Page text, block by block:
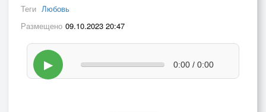
Теги Любовь
Размещено 09.10.2023 20:47
▶ 0:00 / 0:00